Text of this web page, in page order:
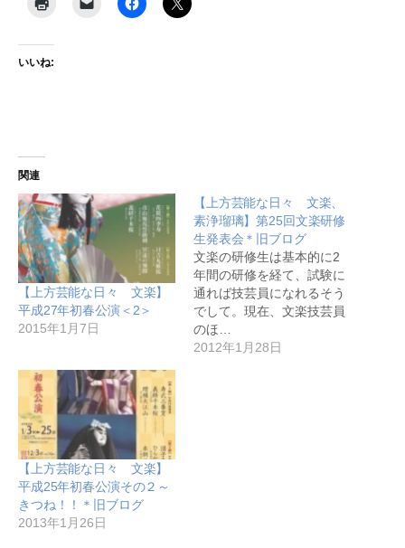
いいね:
関連
【上方芸能な日々 文楽】
平成27年初春公演＜2＞
2015年1月7日
【上方芸能な日々 文楽、
素浄瑠璃】第25回文楽研修
生発表会＊旧ブログ
文楽の研修生は基本的に2
年間の研修を経て、試験に
通れば技芸員になれるそう
でして。現在、文楽技芸員
のほ…
2012年1月28日
【上方芸能な日々 文楽】
平成25年初春公演その２～
きつね！！＊旧ブログ
2013年1月26日